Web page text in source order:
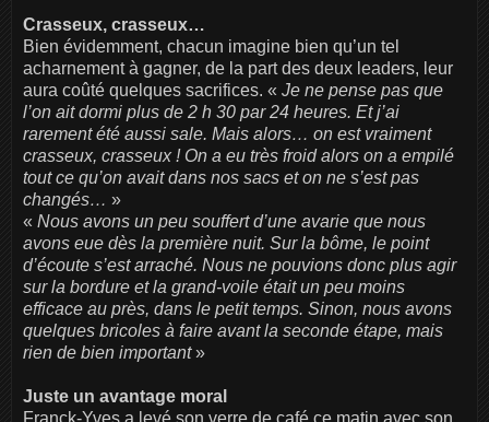
Crasseux, crasseux…
Bien évidemment, chacun imagine bien qu’un tel
acharnement à gagner, de la part des deux leaders, leur
aura coûté quelques sacrifices. « Je ne pense pas que
l’on ait dormi plus de 2 h 30 par 24 heures. Et j’ai
rarement été aussi sale. Mais alors… on est vraiment
crasseux, crasseux ! On a eu très froid alors on a empilé
tout ce qu’on avait dans nos sacs et on ne s’est pas
changés… »
« Nous avons un peu souffert d’une avarie que nous
avons eue dès la première nuit. Sur la bôme, le point
d’écoute s’est arraché. Nous ne pouvions donc plus agir
sur la bordure et la grand-voile était un peu moins
efficace au près, dans le petit temps. Sinon, nous avons
quelques bricoles à faire avant la seconde étape, mais
rien de bien important»
Juste un avantage moral
Franck-Yves a levé son verre de café ce matin avec son